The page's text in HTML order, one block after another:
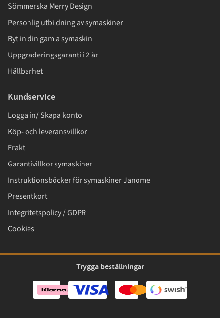
Sömmerska Merry Design
Personlig utbildning av symaskiner
Byt in din gamla symaskin
Uppgraderingsgaranti i 2 år
Hållbarhet
Kundservice
Logga in/ Skapa konto
Köp- och leveransvillkor
Frakt
Garantivillkor symaskiner
Instruktionsböcker för symaskiner Janome
Presentkort
Integritetspolicy / GDPR
Cookies
Trygga beställningar